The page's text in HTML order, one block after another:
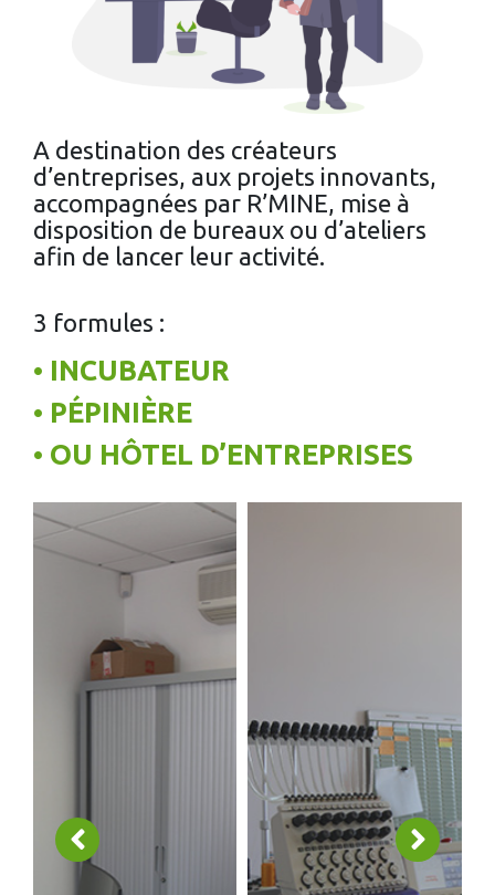
A destination des créateurs
d’entreprises, aux projets innovants,
accompagnées par R’MINE, mise à
disposition de bureaux ou d’ateliers
afin de lancer leur activité.
3 formules :
• INCUBATEUR
• PÉPINIÈRE
• OU HÔTEL D’ENTREPRISES